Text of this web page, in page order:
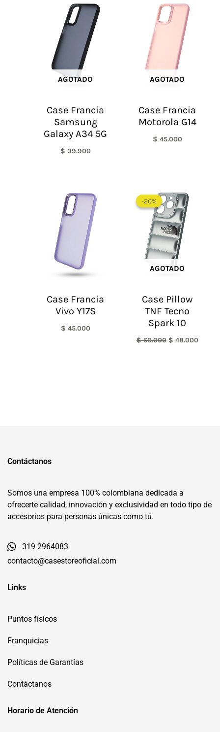
AGOTADO
Case Francia
Samsung
Galaxy A34 5G
$ 39.900
AGOTADO
Case Francia
Motorola G14
$ 45.000
Case Francia
Vivo Y17S
$ 45.000
-20%
AGOTADO
-20%
Case Pillow
TNF Tecno
Spark 10
$60.000
precio
original
era:
$ 60.000.
$ 48.000
Contáctanos
Somos una empresa 100% colombiana dedicada a
ofrecerte calidad, innovación y exclusividad en todo tipo de
accesorios para personas únicas como tú.
319 2964083
contacto@casestoreoficial.com
Links
Puntos físicos
Franquicias
Políticas de Garantías
Contáctanos
Horario de Atención